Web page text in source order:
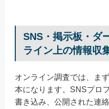
SNS・掲示板・ダ
ライン上の情報収
オンライン調査では、ま
本になります。SNSプロ
書き込み、公開された連